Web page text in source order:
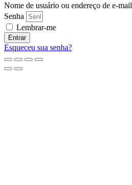
Nome de usuário ou endereço de e-mail
Senha
Lembrar-me
Entrar
Esqueceu sua senha?